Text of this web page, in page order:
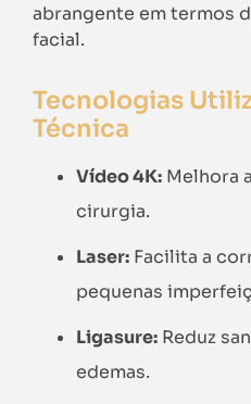
abrangente em termos
facial.
Tecnologias
Técnica
Vídeo 4K: Melhora
cirurgia.
Laser: Facilita a
pequenas
Ligasure: Reduz
edemas.